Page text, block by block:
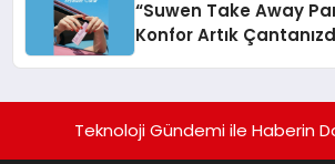
“Suwen Take Away
Konfor Artık
Teknoloji Gündemi ile Haberin